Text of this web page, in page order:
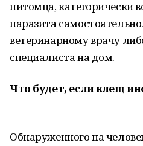
питомца, категорически
паразита
ветеринарному врачу
специалиста на дом.
Что будет, если клещ
Обнаруженного на